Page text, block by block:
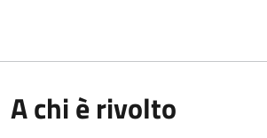
A chi è rivolto